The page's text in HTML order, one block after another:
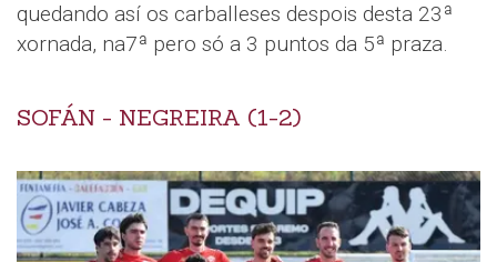
quedando así os carballeses despois desta 23ª
xornada, na7ª pero só a 3 puntos da 5ª praza.
SOFÁN - NEGREIRA (1-2)